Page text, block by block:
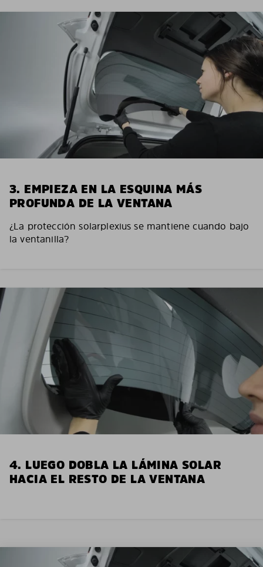
3. EMPIEZA EN LA ESQUINA MÁS
PROFUNDA DE LA VENTANA
¿La protección solarplexius se mantiene cuando bajo
la ventanilla?
4. LUEGO DOBLA LA LÁMINA SOLAR
HACIA EL RESTO DE LA VENTANA